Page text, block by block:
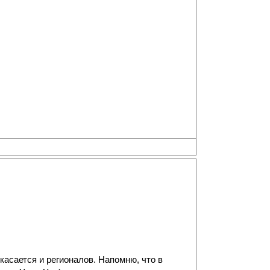
и регионалов. Напомню, что в